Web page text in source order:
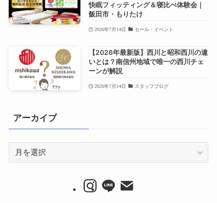
快眠フィッティング＆寝比べ体験会｜
飯田市・もりたけ
2026年7月14日 セール・イベント
【2026年最新版】西川と昭和西川の違
いとは？南信州地域で唯一の西川チェ
ーンが解説
2026年7月14日 スタッフブログ
アーカイブ